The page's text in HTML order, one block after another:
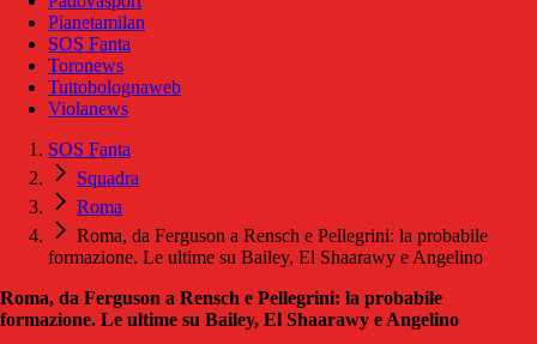
Pianetamilan
SOS Fanta
Toronews
Tuttobolognaweb
Violanews
SOS Fanta
Squadra
Roma
Roma, da Ferguson a Rensch e Pellegrini: la probabile
formazione. Le ultime su Bailey, El Shaarawy e Angelino
Roma, da Ferguson a Rensch e Pellegrini: la probabile
formazione. Le ultime su Bailey, El Shaarawy e Angelino